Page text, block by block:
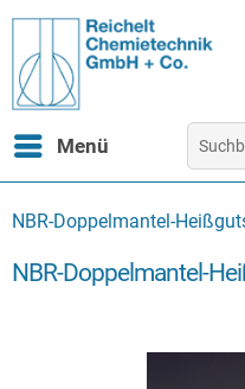
Menü
NBR-Doppelmantel-
NBR-Doppelmantel-